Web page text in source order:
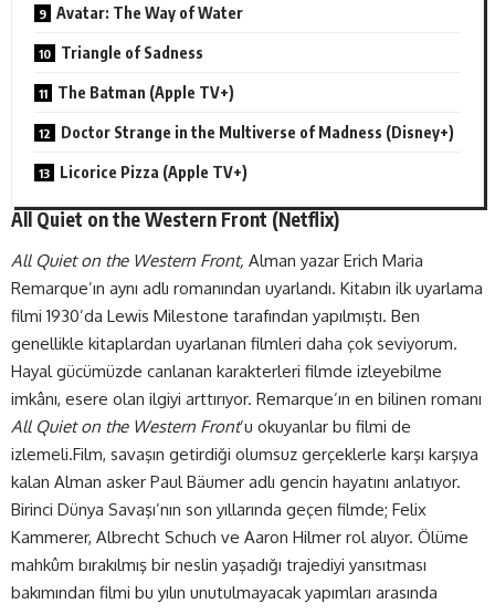
Avatar: The Way of Water
Triangle of Sadness
The Batman (Apple TV+)
Doctor Strange in the Multiverse of Madness (Disney+)
Licorice Pizza (Apple TV+)
All Quiet on the Western Front (Netflix)
All Quiet on the Western Front, Alman yazar Erich Maria
Remarque’ın aynı adlı romanından uyarlandı. Kitabın ilk uyarlama
filmi 1930’da Lewis Milestone tarafından yapılmıştı. Ben
genellikle kitaplardan uyarlanan filmleri daha çok seviyorum.
Hayal gücümüzde canlanan karakterleri filmde izleyebilme
imkânı, esere olan ilgiyi arttırıyor. Remarque’ın en bilinen romanı
All Quiet on the Western Front’u okuyanlar bu filmi de
izlemeli.Film, savaşın getirdiği olumsuz gerçeklerle karşı karşıya
kalan Alman asker Paul Bäumer adlı gencin hayatını anlatıyor.
Birinci Dünya Savaşı’nın son yıllarında geçen filmde; Felix
Kammerer, Albrecht Schuch ve Aaron Hilmer rol alıyor. Ölüme
mahkûm bırakılmış bir neslin yaşadığı trajediyi yansıtması
bakımından filmi bu yılın unutulmayacak yapımları arasında